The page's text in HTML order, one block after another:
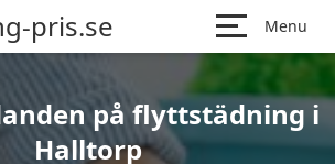
pris.se Menu
på flyttstädning i
Halltorp